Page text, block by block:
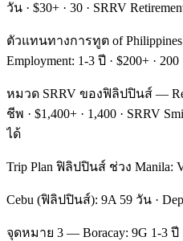
วัน · $30+ · 30 · SRRV
ตัวแทนทางการทูต of Philippines
Employment: 1-3 ปี · $200+ ·
หมวด SRRV ของฟิลิปปินส์ —
ชีพ · $1,400+ · 1,400 · SRRV
ได้
Trip Plan ฟิลิปปินส์ ช่วง Manila:
Cebu (ฟิลิปปินส์): 9A 59 วัน ·
จุดหมาย 3 — Boracay: 9G 1-3 ปี